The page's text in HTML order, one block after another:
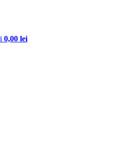
0,00 lei